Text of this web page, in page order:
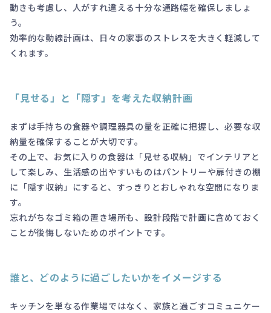
動きも考慮し、人がすれ違える十分な通路幅を確保しましょ
う。
効率的な動線計画は、日々の家事のストレスを大きく軽減して
くれます。
「見せる」と「隠す」を考えた収納計画
まずは手持ちの食器や調理器具の量を正確に把握し、必要な収
納量を確保することが大切です。
その上で、お気に入りの食器は「見せる収納」でインテリアと
して楽しみ、生活感の出やすいものはパントリーや扉付きの棚
に「隠す収納」にすると、すっきりとおしゃれな空間になりま
す。
忘れがちなゴミ箱の置き場所も、設計段階で計画に含めておく
ことが後悔しないためのポイントです。
誰と、どのように過ごしたいかをイメージする
キッチンを単なる作業場ではなく、家族と過ごすコミュニケー